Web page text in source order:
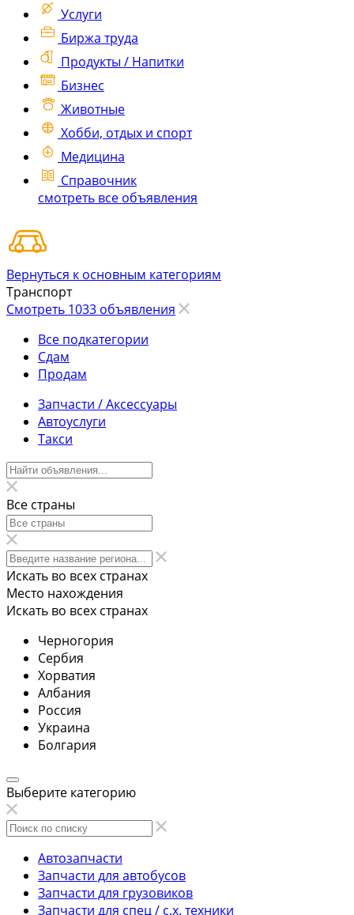
Услуги
Биржа труда
Продукты / Напитки
Бизнес
Животные
Хобби, отдых и спорт
Медицина
Справочник
смотреть все объявления
Вернуться к основным категориям
Транспорт
Смотреть 1033 объявления
Все подкатегории
Сдам
Продам
Запчасти / Аксессуары
Автоуслуги
Такси
Все страны
Искать во всех странах
Место нахождения
Искать во всех странах
Черногория
Сербия
Хорватия
Албания
Россия
Украина
Болгария
Выберите категорию
Автозапчасти
Запчасти для автобусов
Запчасти для грузовиков
Запчасти для спец / с.х. техники